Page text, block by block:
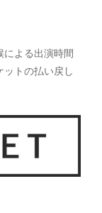
による出演時間
トの払い戻し